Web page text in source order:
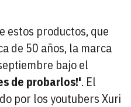
estos productos, que
de 50 años, la marca
bajo el
de probarlos!'. El
por los youtubers Xuri